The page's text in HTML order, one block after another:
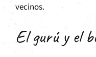
vecinos.
El gurú y el